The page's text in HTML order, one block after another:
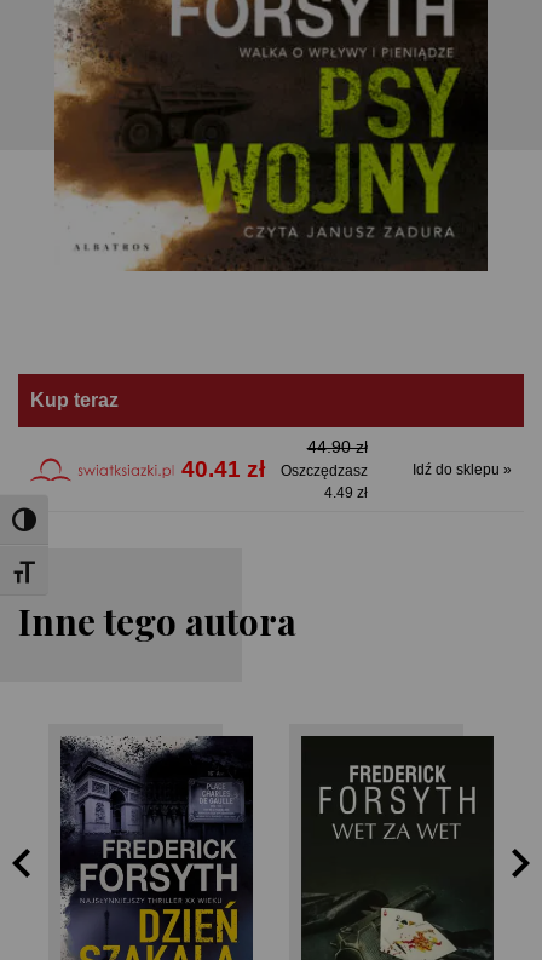
Toggle High Contrast
Toggle Font size
Kup teraz
40.41 zł
44.90 zł
Oszczędzasz
4.49 zł
Idź do sklepu »
Inne tego autora
Frederick Forsyth Frederick Forsyth